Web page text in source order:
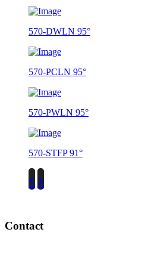
570-DWLN 95°
570-PCLN 95°
570-PWLN 95°
570-STFP 91°
‹ ›
Contact